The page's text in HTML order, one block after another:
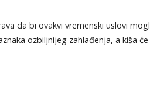
da bi ovakvi vremenski uslovi
ozbiljnijeg zahlađenja, a kiša